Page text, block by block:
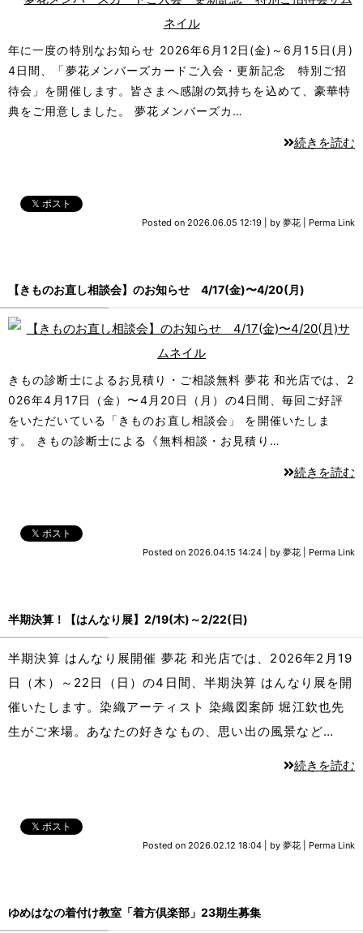
年に一度の特別なお知らせ 2026年6月12日(金)～6月15日(月)
4日間、「夢花メンバーズカードご入会・更新記念 特別ご招
待会」を開催します。皆さまへ感謝の気持ちを込めて、豪華特
典をご用意しました。 夢花メンバーズカ…
続きを読む
𝕏 ポスト
Posted on 2026.06.05 12:19 by 夢花 Perma Link
【きものお直し相談会】のお知らせ 4/17(金)〜4/20(月)
きもの診断士によるお見積り・ご相談無料 夢花 和光店では、2
026年4月17日（金）〜4月20日（月）の4日間、毎回ご好評
をいただいている「きものお直し相談会」 を開催いたしま
す。 きもの診断士による《無料相談・お見積り…
続きを読む
𝕏 ポスト
Posted on 2026.04.15 14:24 by 夢花 Perma Link
半期決算！【はんなり展】2/19(木)～2/22(日)
半期決算 はんなり展開催 夢花 和光店では、2026年2月19
日（木）～22日（日）の4日間、半期決算 はんなり展を開
催いたします。染織アーティスト 染織図案師 堀江欽也先
生がご来場。あなたの好きなもの、思い出の風景など…
続きを読む
𝕏 ポスト
Posted on 2026.02.12 18:04 by 夢花 Perma Link
ゆめはなの着付け教室「着方倶楽部」23期生募集